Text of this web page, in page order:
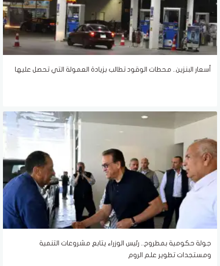
أسعار البنزين.. محطات الوقود تطالب بزيادة العمولة التي تحصل عليها
جولة حكومية بمطروح.. رئيس الوزراء يتابع مشروعات التنمية
ومستجدات تطوير علم الروم